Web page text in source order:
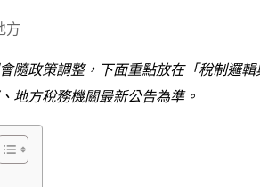
方
隨政策調整，下面重點放在「稅制邏
地方稅務機關最新公告為準。